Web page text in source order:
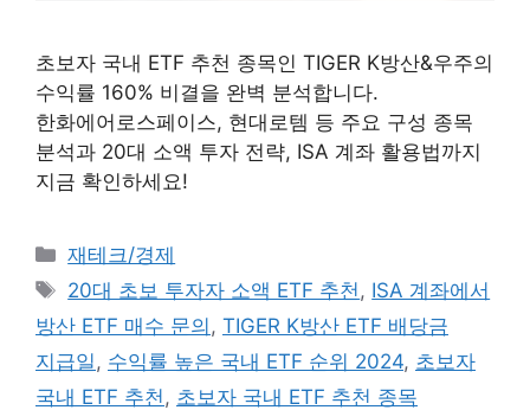
초보자 국내 ETF 추천 종목인 TIGER K방산&우주의
수익률 160% 비결을 완벽 분석합니다.
한화에어로스페이스, 현대로템 등 주요 구성 종목
분석과 20대 소액 투자 전략, ISA 계좌 활용법까지
지금 확인하세요!
카테고리
재테크/경제
태그
20대 초보 투자자 소액 ETF 추천 , ISA 계좌에서
방산 ETF 매수 문의 , TIGER K방산 ETF 배당금
지급일 , 수익률 높은 국내 ETF 순위 2024, 초보자
국내 ETF 추천 , 초보자 국내 ETF 추천 종목